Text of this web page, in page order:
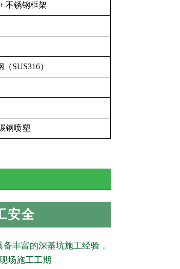
不锈钢框架
SUS316）
钢喷塑
安全
丰富的深基坑施工经验，
场施工工期